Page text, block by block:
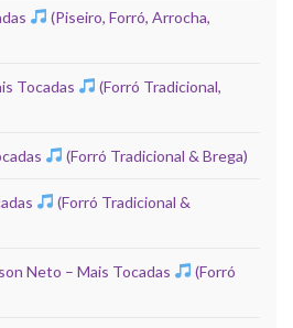
(Piseiro, Forró, Arrocha,
Tocadas
(Forró Tradicional,
(Forró Tradicional & Brega)
(Forró Tradicional &
Neto – Mais Tocadas
(Forró